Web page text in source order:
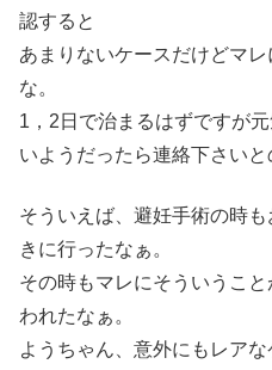
認すると
あまりないケースだけどマ
な。
1，2日で治まるはずですが
いようだったら連絡下さいと
そういえば、避妊手術の時
きに行ったなぁ。
その時もマレにそういうこ
われたなぁ。
ようちゃん、意外にもレア